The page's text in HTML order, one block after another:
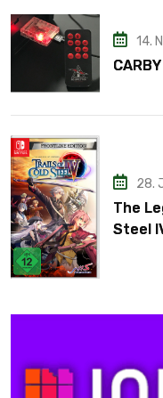
14.
28.
The
Steel